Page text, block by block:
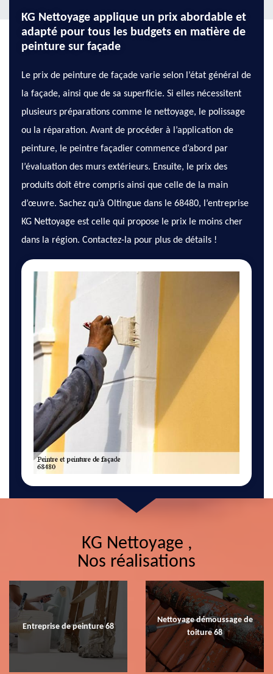
KG Nettoyage applique un prix abordable et
adapté pour tous les budgets en matière de
peinture sur façade
Le prix de peinture de façade varie selon l’état général de
la façade, ainsi que de sa superficie. Si elles nécessitent
plusieurs préparations comme le nettoyage, le polissage
ou la réparation. Avant de procéder à l’application de
peinture, le peintre façadier commence d’abord par
l’évaluation des murs extérieurs. Ensuite, le prix des
produits doit être compris ainsi que celle de la main
d’œuvre. Sachez qu’à Oltingue dans le 68480, l’entreprise
KG Nettoyage est celle qui propose le prix le moins cher
dans la région. Contactez-la pour plus de détails !
KG Nettoyage ,
Nos réalisations
Entreprise de peinture 68
Nettoyage démoussage de
toiture 68